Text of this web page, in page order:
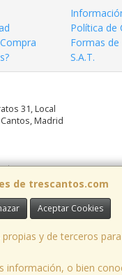
de trescantos.com
Aceptar Cookies
y de terceros
información, o bien
Política de
Formas de
S.A.T.
31, Local
,Madrid
9:30 a 14:00 - 15:30 a 19:00